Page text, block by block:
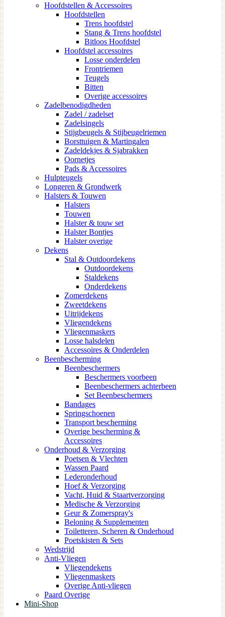
Hoofdstellen & Accessoires
Hoofdstellen
Trens hoofdstel
Stang & Trens hoofdstel
Bitloos Hoofdstel
Hoofdstel accessoires
Losse onderdelen
Frontriemen
Teugels
Bitten
Overige accessoires
Zadelbenodigdheden
Zadel / zadelset
Zadelsingels
Stijgbeugels & Stijbeugelriemen
Borsttuigen & Martingalen
Zadeldekjes & Sjabrakken
Oornetjes
Pads & Accessoires
Hulpteugels
Longeren & Grondwerk
Halsters & Touwen
Halsters
Touwen
Halster & touw set
Halster Bontjes
Halster overige
Dekens
Stal & Outdoordekens
Outdoordekens
Staldekens
Onderdekens
Zomerdekens
Zweetdekens
Uitrijdekens
Vliegendekens
Vliegenmaskers
Losse halsdelen
Accessoires & Onderdelen
Beenbescherming
Beenbeschermers
Beschermers voorbeen
Beenbeschermers achterbeen
Set Beenbeschermers
Bandages
Springschoenen
Transport bescherming
Overige bescherming &
Accessoires
Onderhoud & Verzorging
Poetsen & Vlechten
Wassen Paard
Lederonderhoud
Hoef & Verzorging
Vacht, Huid & Staartverzorging
Medische & Verzorging
Geur & Zomerspray's
Beloning & Supplementen
Toiletteren, Scheren & Onderhoud
Poetskisten & Sets
Wedstrijd
Anti-Vliegen
Vliegendekens
Vliegenmaskers
Overige Anti-vliegen
Paard Overige
Mini-Shop